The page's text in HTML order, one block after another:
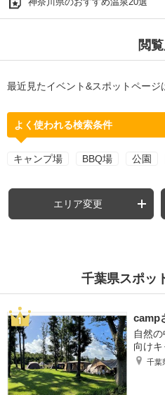
閲
最近見たイベント&スポットページ
よく使われる検索条件
キャンプ場 BBQ場 公園
エリア変更
千葉県スポッ
camp
自然
向け
千葉